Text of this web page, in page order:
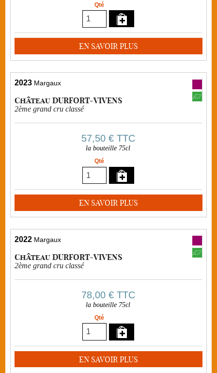
Qté
EN SAVOIR PLUS
2023 Margaux
Château DURFORT-VIVENS
2ème grand cru classé
57,50 €TTC
la bouteille 75cl
Qté
EN SAVOIR PLUS
2022 Margaux
Château DURFORT-VIVENS
2ème grand cru classé
78,00 €TTC
la bouteille 75cl
Qté
EN SAVOIR PLUS